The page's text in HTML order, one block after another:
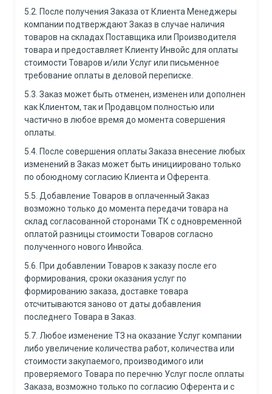
5.2. После получения Заказа от Клиента Менеджеры
компании подтверждают Заказ в случае наличия
товаров на складах Поставщика или Производителя
товара и предоставляет Клиенту Инвойс для оплаты
стоимости Товаров и/или Услуг или письменное
требование оплаты в деловой переписке.
5.3. Заказ может быть отменен, изменен или дополнен
как Клиентом, так и Продавцом полностью или
частично в любое время до момента совершения
оплаты.
5.4. После совершения оплаты Заказа внесение любых
изменений в Заказ может быть инициировано только
по обоюдному согласию Клиента и Оферента.
5.5. Добавление Товаров в оплаченный Заказ
возможно только до момента передачи товара на
склад согласованной сторонами ТК с одновременной
оплатой разницы стоимости Товаров согласно
полученного нового Инвойса.
5.6. При добавлении Товаров к заказу после его
формирования, сроки оказания услуг по
формированию заказа, доставке товара
отсчитываются заново от даты добавления
последнего Товара в Заказ.
5.7. Любое изменение ТЗ на оказание Услуг компании
либо увеличение количества работ, количества или
стоимости закупаемого, производимого или
проверяемого Товара по перечню Услуг после оплаты
Заказа, возможно только по согласию Оферента и с